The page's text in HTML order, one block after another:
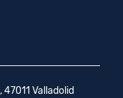
Valladolid